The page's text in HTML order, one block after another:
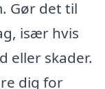
Gør det til
især hvis
eller skader.
dig for